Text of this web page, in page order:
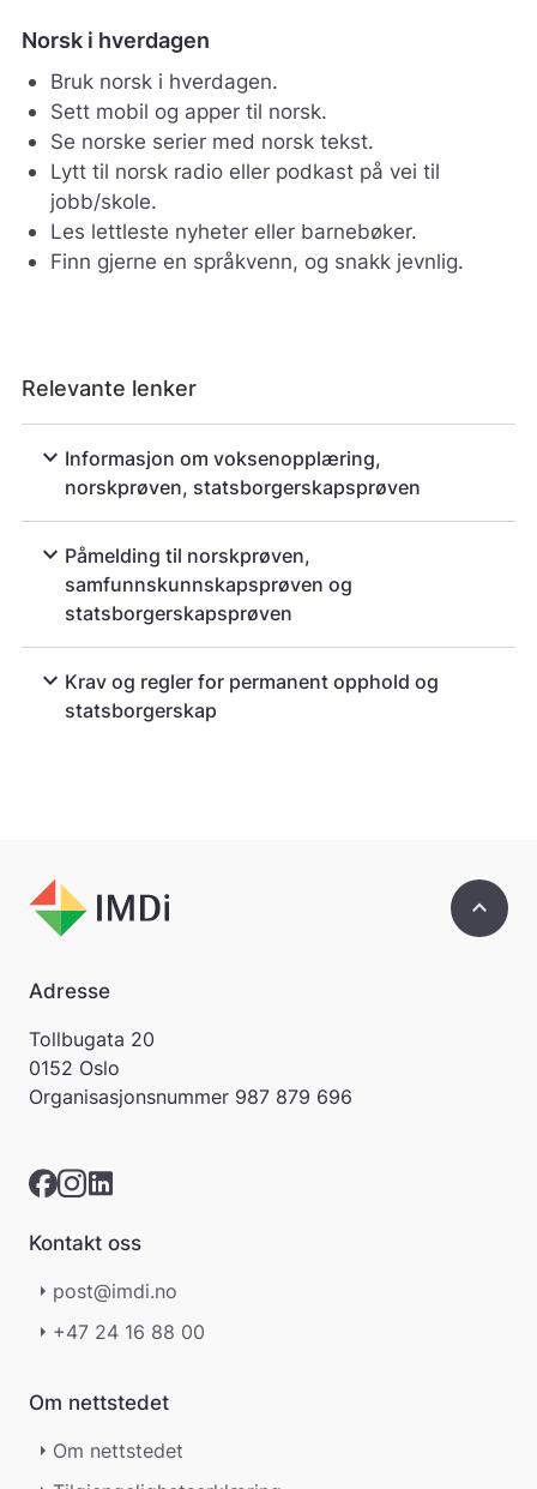
Norsk i hverdagen
Bruk norsk i hverdagen.
Sett mobil og apper til norsk.
Se norske serier med norsk tekst.
Lytt til norsk radio eller podkast på vei til
jobb/skole.
Les lettleste nyheter eller barnebøker.
Finn gjerne en språkvenn, og snakk jevnlig.
Relevante lenker
expand_more Informasjon om voksenopplæring,
norskprøven, statsborgerskapsprøven
expand_more Påmelding til norskprøven,
samfunnskunnskapsprøven og
statsborgerskapsprøven
expand_more Krav og regler for permanent opphold og
statsborgerskap
keyboard_arrow_up
Adresse
Tollbugata 20
0152 Oslo
Organisasjonsnummer 987 879 696
Kontakt oss
post@imdi.no
+47 24 16 88 00
Om nettstedet
Om nettstedet